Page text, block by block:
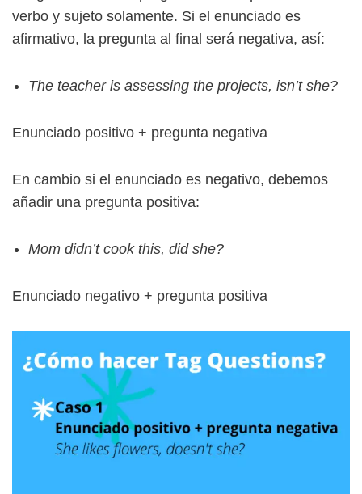
verbo y sujeto solamente. Si el enunciado es
afirmativo, la pregunta al final será negativa, así:
The teacher is assessing the projects, isn’t she?
Enunciado positivo + pregunta negativa
En cambio si el enunciado es negativo, debemos
añadir una pregunta positiva:
Mom didn’t cook this, did she?
Enunciado negativo + pregunta positiva